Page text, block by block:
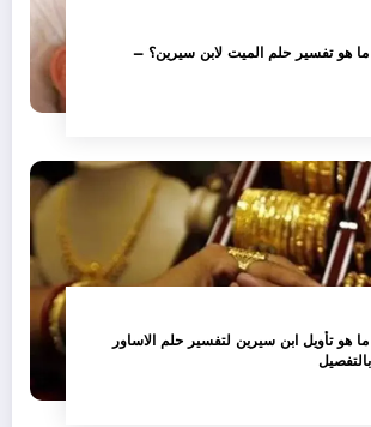
هو تفسير حلم الميت لابن سيرين؟ –
هو تأويل ابن سيرين لتفسير حلم الاساور